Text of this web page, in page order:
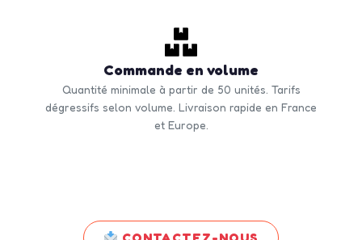
Commande en volume
Quantité minimale à partir de 50 unités. Tarifs
dégressifs selon volume. Livraison rapide en France
et Europe.